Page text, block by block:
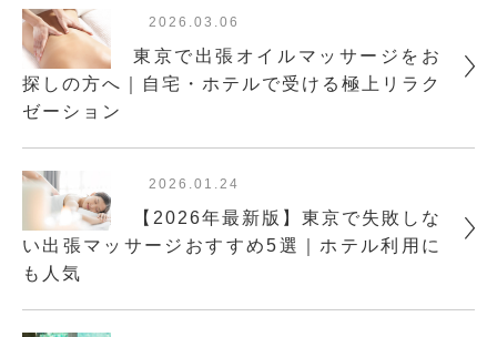
2026.03.06
東京で出張オイルマッサージをお
探しの方へ｜自宅・ホテルで受ける極上リラク
ゼーション
2026.01.24
【2026年最新版】東京で失敗しな
い出張マッサージおすすめ5選｜ホテル利用に
も人気